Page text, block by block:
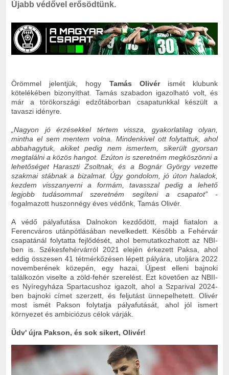
Újabb védővel erősödtünk.
Örömmel jelentjük, hogy Tamás Olivérismét klubunk
kötelékében bizonyíthat. Tamás szabadon igazolható volt, és
már a törökországi edzőtáborban csapatunkkal készült a
tavaszi idényre.
„Nagyon jó érzésekkel tértem vissza, gyakorlatilag olyan,
mintha el sem mentem volna. Mindenkivel ott folytattuk, ahol
abbahagytuk, akiket pedig nem ismertem, sikerült gyorsan
megtalálni a közös hangot. Ezúton is szeretném megköszönni a
lehetőséget Haraszti Zsoltnak, és a Bognár György vezette
szakmai stábnak a bizalmat. Úgy gondolom, jó úton haladok,
kezdem visszanyerni a formám, tavasszal pedig a lehető
legjobb tudásommal szeretném segíteni a csapatot” -
fogalmazott huszonnégy éves védőnk, Tamás Olivér.
A védő pályafutása Dalnokon kezdődött, majd fiatalon a
Ferencváros utánpótlásában nevelkedett. Később a Fehérvár
csapatánál folytatta fejlődését, ahol bemutatkozhatott az NBI-
ben is. Székesfehérvárról 2021 elején érkezett Paksa, ahol
eddig összesen 41 tétmérkőzésen lépett pályára, utoljára 2022
novemberének közepén, egy hazai, Újpest elleni bajnoki
találkozón viselte a zöld-fehér szerelést. Ezt követően az NBII-
es Nyíregyháza Spartacushoz igazolt, ahol a Szparival 2024-
ben bajnoki címet szerzett, és feljutást ünnepelhetett. Olivér
most ismét Pakson folytatja pályafutását, ahol jól ismert
környezet és ambiciózus célok várják.
Üdv' újra Pakson, és sok sikert, Olivér!